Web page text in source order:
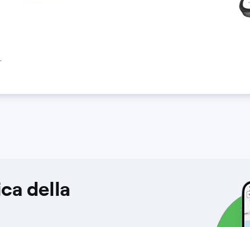
della